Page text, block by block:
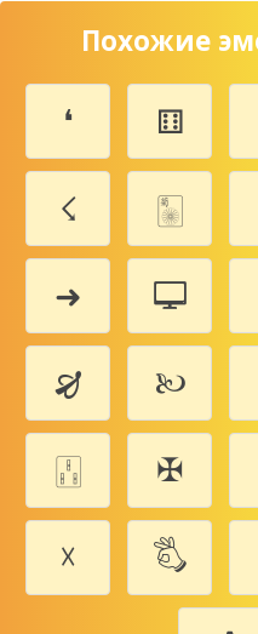
Похожие
❛ ⚅
☇
🀥
➜
🖵
🙖
🙠
🀒
✠
☓
🖏